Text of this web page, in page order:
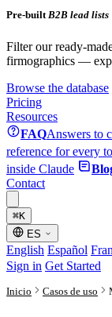
Pre-builtB2B lead lists
Filter our ready-
firmographics —
Browse the database
Pricing
Resources
FAQAnswers to
reference for every
inside Claude
Contact
⌘K
ES
English Español
Sign in Get Started
Inicio Casos de uso